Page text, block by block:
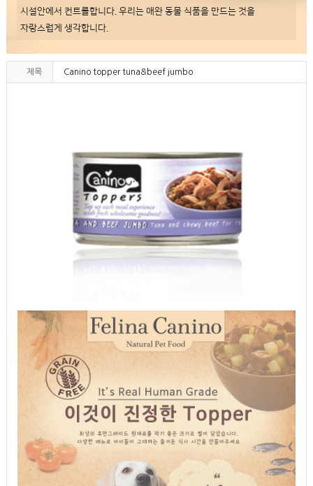
시설안에서 컨트롤합니다. 우리는 애완 동물 식품을 만드는 것을
자랑스럽게 생각합니다.
제목 Canino topper tuna&beef jumbo